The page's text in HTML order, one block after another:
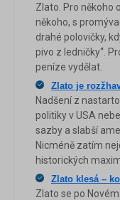
Zlato. Pro někoho
někoho, s
drahé polovičky,
pivo z ledničky“.
peníze vydělat.
Zlato je
Nadšení z
politiky v USA
sazby a slabší
Nicméně zatím
historických
Zlato klesá –
Zlato se po